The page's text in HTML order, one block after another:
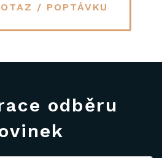
/ POPTÁVKU
odběru